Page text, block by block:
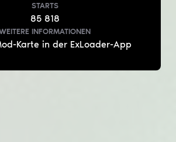
STARTS
85 818
INFORMATIONEN
Karte in der ExLoader-App